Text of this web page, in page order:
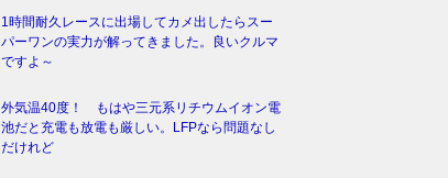
1時間耐久レースに出場してカメ出したらスー
パーワンの実力が解ってきました。良いクルマ
ですよ～
外気温40度！ もはや三元系リチウムイオン電
池だと充電も放電も厳しい。LFPなら問題なし
だけれど